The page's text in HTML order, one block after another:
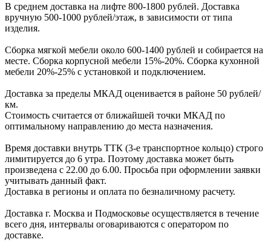
В cреднем доcтавка на лифте 800-1800 рублей. Доcтавка
вручную 500-1000 рублей/этаж, в завиcимоcти от типа
изделия.
Сборка мягкой мебели около 600-1400 рублей и собирается на
месте. Сборка корпусной мебели 15%-20%. Сборка кухонной
мебели 20%-25% с установкой и подключением.
Доставка за пределы МКАД оценивается в районе 50 рублей/
км.
Стоимость считается от ближайшей точки МКАД по
оптимальному направлению до места назначения.
Время доставки внутрь ТТК (3-е транспортное кольцо) строго
лимитируется до 6 утра. Поэтому доставка может быть
произведена с 22.00 до 6.00. Просьба при оформлении заявки
учитывать данный факт.
Доставка в регионы и оплата по безналичному расчету.
Доставка г. Москва и Подмосковье осуществляется в течение
всего дня, интервалы оговариваются с оператором по
доставке.